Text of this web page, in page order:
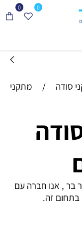
0 0
סודה /
מתקני
בר , אנו חברה עם
בתחום זה.